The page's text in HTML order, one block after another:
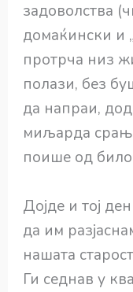
задоволства
домаќински и
протрча низ
полази, без
да напраи,
миљарда
поише од било
Дојде и тој
да им
нашата
Ги седнав у